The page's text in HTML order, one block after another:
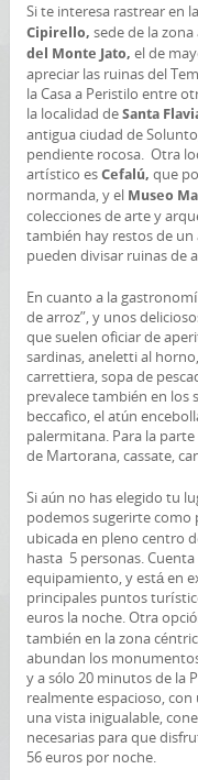
Si te interesa rastrear en
Cipirello, sede de la
del Monte Jato, el de
apreciar las ruinas del
la Casa a Peristilo entre
la localidad de Santa
antigua ciudad de
pendiente rocosa. Otra
artístico es Cefalú, que
normanda, y el Museo
colecciones de arte y
también hay restos de
pueden divisar ruinas de
En cuanto a la
de arroz”, y unos
que suelen oficiar de
sardinas, aneletti al
carrettiera, sopa de
prevalece también en los
beccafico, el atún
palermitana. Para la
de Martorana, cassate,
Si aún no has elegido tu
podemos sugerirte como
ubicada en pleno centro
hasta 5 personas.
equipamiento, y está en
principales puntos
euros la noche. Otra
también en la zona
abundan los
y a sólo 20 minutos de la
realmente espacioso,
una vista inigualable,
necesarias para que
56 euros por noche.